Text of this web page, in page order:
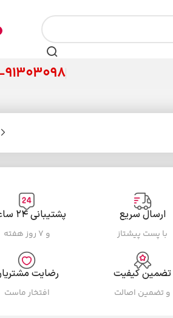
91303098
ارسال سریع
با پست پیشتاز
پشتیبانی ۲۴ ساعته
و ۷ روز هفته
تضمین کیفیت
و تضمین اصالت
رضایت
افتخار ماست